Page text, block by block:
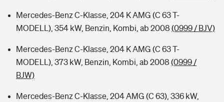
Mercedes-Benz C-Klasse, 204 K AMG (C 63 T-
MODELL), 354 kW, Benzin, Kombi, ab 2008 (0999 / BJV)
Mercedes-Benz C-Klasse, 204 K AMG (C 63 T-
MODELL), 373 kW, Benzin, Kombi, ab 2008 (0999 /
BJW)
Mercedes-Benz C-Klasse, 204 AMG (C 63), 336 kW,